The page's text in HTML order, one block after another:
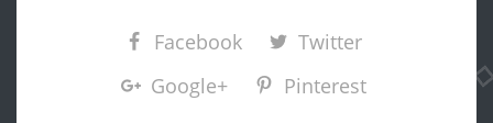
Facebook
Twitter
Google+
Pinterest